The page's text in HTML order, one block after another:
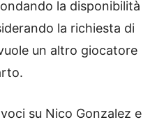
la disponibilità
la richiesta di
un altro giocatore
su Nico Gonzalez e